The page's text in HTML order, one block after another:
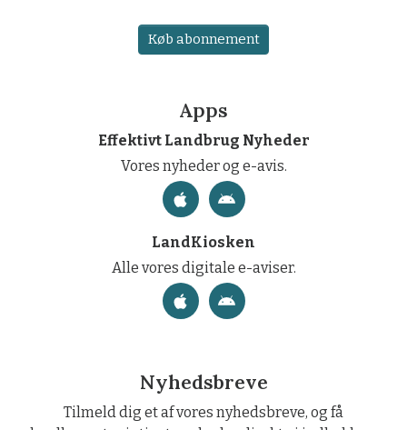
Køb abonnement
Apps
Effektivt Landbrug Nyheder
Vores nyheder og e-avis.
LandKiosken
Alle vores digitale e-aviser.
Nyhedsbreve
Tilmeld dig et af vores nyhedsbreve, og få